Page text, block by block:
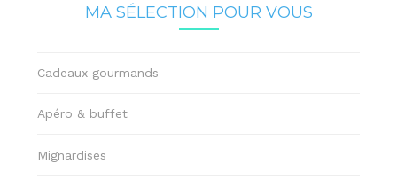
MA SÉLECTION POUR VOUS
Cadeaux gourmands
Apéro & buffet
Mignardises